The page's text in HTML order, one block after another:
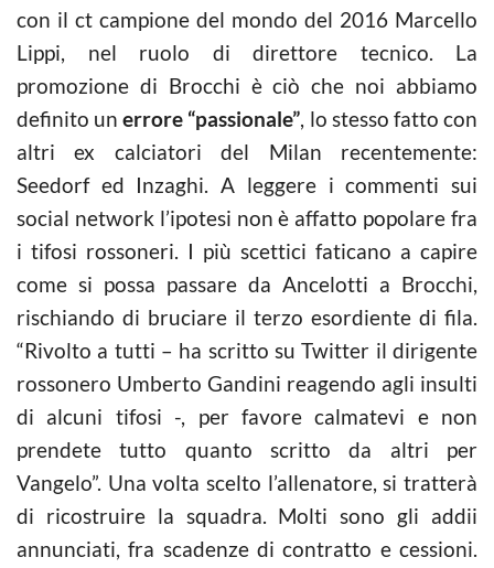
con il ct campione del mondo del 2016 Marcello
Lippi, nel ruolo di direttore tecnico. La
promozione di Brocchi è ciò che noi abbiamo
definito unerrore “passionale”, lo stesso fatto con
altri ex calciatori del Milan recentemente:
Seedorf ed Inzaghi. A leggere i commenti sui
social network l’ipotesi non è affatto popolare fra
i tifosi rossoneri. I più scettici faticano a capire
come si possa passare da Ancelotti a Brocchi,
rischiando di bruciare il terzo esordiente di fila.
“Rivolto a tutti – ha scritto su Twitter il dirigente
rossonero Umberto Gandini reagendo agli insulti
di alcuni tifosi -, per favore calmatevi e non
prendete tutto quanto scritto da altri per
Vangelo”. Una volta scelto l’allenatore, si tratterà
di ricostruire la squadra. Molti sono gli addii
annunciati, fra scadenze di contratto e cessioni.